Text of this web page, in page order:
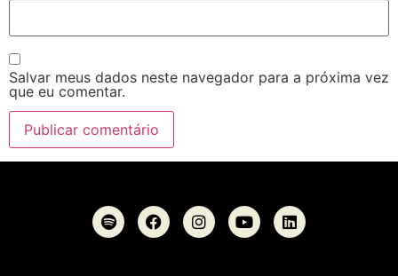
Salvar meus dados neste navegador para a próxima vez
que eu comentar.